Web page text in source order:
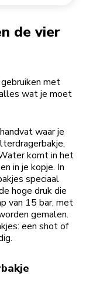
de vier
met
wat je moet
waar je
komt in het
in je kopje. In
speciaal
hoge druk die
van 15 bar, met
gemalen.
een shot of